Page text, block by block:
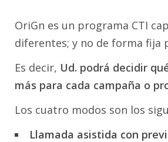
OriGn es un programa CTI
diferentes; y no de forma fija
Es decir, Ud. podrá decidir
más para cada campaña o
Los cuatro modos son los
Llamada asistida con